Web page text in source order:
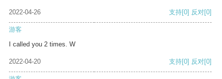
2022-04-26 支持[0] 反对[0]
游客
I called you 2 times. W
2022-04-20 支持[0] 反对[0]